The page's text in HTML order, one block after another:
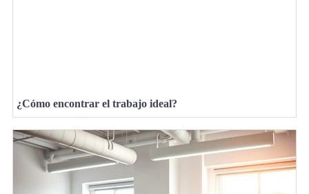
¿Cómo encontrar el trabajo ideal?